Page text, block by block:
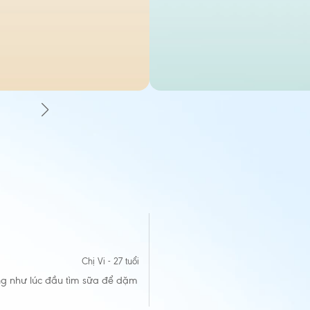
Chị Vi - 27 tuổi
như lúc đầu tìm sữa để dặm